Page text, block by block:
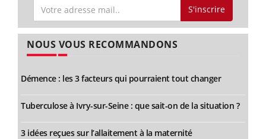
S'inscrire
NOUS VOUS RECOMMANDONS
Démence : les 3 facteurs qui pourraient tout changer
Tuberculose à Ivry-sur-Seine : que sait-on de la situation ?
3 idées reçues sur l’allaitement à la maternité